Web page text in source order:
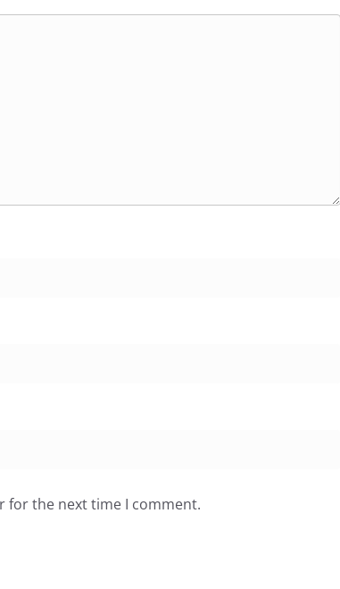
for the next time I comment.